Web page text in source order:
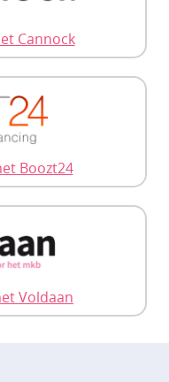
Cannock
Boozt24
Voldaan